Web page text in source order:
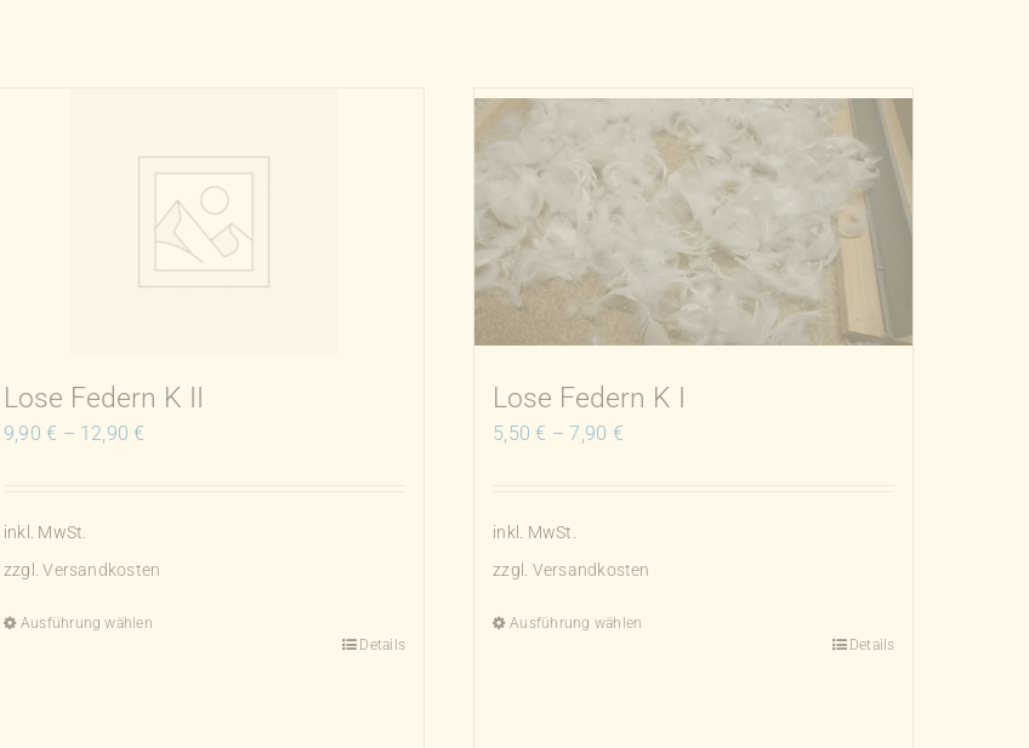
Lose Federn K II
9,90€ – 12,90€
inkl. MwSt.
zzgl.Versandkosten
Ausführung wählen
Details
Lose Federn K I
5,50€ –7,90 €
inkl. MwSt.
zzgl. Versandkosten
Ausführung wählen
Details